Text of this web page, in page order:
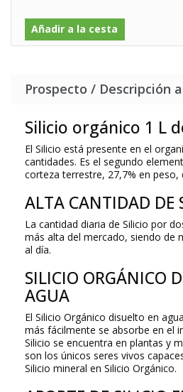
Añadir a la cesta
Prospecto / Descripción
Silicio orgánico 1 L
El Silicio está presente en el
cantidades. Es el segundo
corteza terrestre, 27,7% en peso,
ALTA CANTIDAD DE
La cantidad diaria de Silicio por
más alta del mercado, siendo de
al día.
SILICIO ORGÁNICO
AGUA
El Silicio Orgánico disuelto en
más fácilmente se absorbe en el
Silicio se encuentra en plantas y
son los únicos seres vivos
Silicio mineral en Silicio Orgánico.